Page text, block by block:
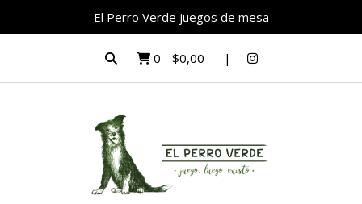
El Perro Verde juegos de mesa
0 - $0,00